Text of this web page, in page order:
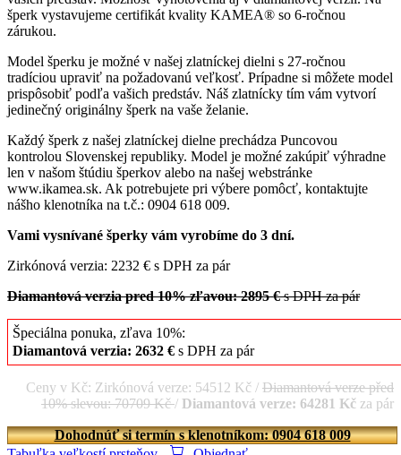
šperk vystavujeme certifikát kvality KAMEA® so 6-ročnou
zárukou.
Model šperku je možné v našej zlatníckej dielni s 27-ročnou
tradíciou upraviť na požadovanú veľkosť. Prípadne si môžete model
prispôsobiť podľa vašich predstáv. Náš zlatnícky tím vám vytvorí
jedinečný originálny šperk na vaše želanie.
Každý šperk z našej zlatníckej dielne prechádza Puncovou
kontrolou Slovenskej republiky. Model je možné zakúpiť výhradne
len v našom štúdiu šperkov alebo na našej webstránke
www.ikamea.sk. Ak potrebujete pri výbere pomôcť, kontaktujte
nášho klenotníka na t.č.: 0904 618 009.
Vami vysnívané šperky vám vyrobíme do 3 dní.
Zirkónová verzia: 2232 € s DPH za pár
Diamantová verzia pred 10% zľavou: 2895 €s DPH za pár
Špeciálna ponuka, zľava 10%:
Diamantová verzia: 2632 € s DPH za pár
Ceny v Kč: Zirkónová verze: 54512 Kč / Diamantová verze před
10% slevou: 70709 Kč/ Diamantová verze: 64281 Kč za pár
Dohodnúť si termín s klenotníkom: 0904 618 009